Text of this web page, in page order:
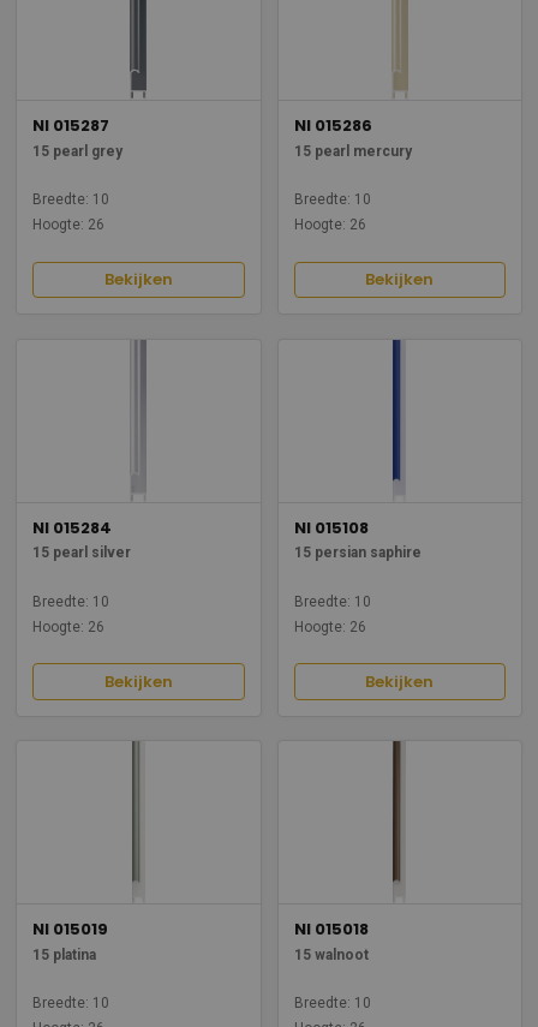
NI 015287
15 pearl grey
Breedte: 10
Hoogte: 26
Bekijken
NI 015286
15 pearl mercury
Breedte: 10
Hoogte: 26
Bekijken
NI 015284
15 pearl silver
Breedte: 10
Hoogte: 26
Bekijken
NI 015108
15 persian saphire
Breedte: 10
Hoogte: 26
Bekijken
NI 015019
15 platina
Breedte: 10
NI 015018
15 walnoot
Breedte: 10